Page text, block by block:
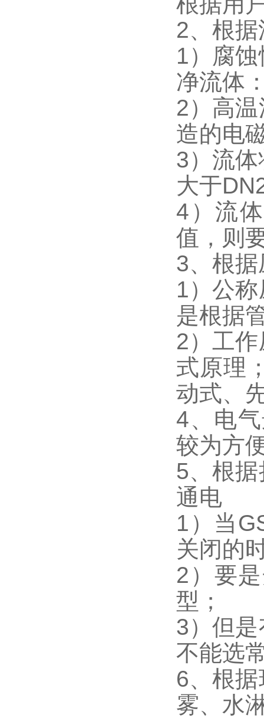
2、根
1）腐
净流体
2）高
造的电
3）流
大于
4）流
值，则
3、根
1）公
是根据
2）工
式原理
动式、
4、电
较为方
5、根
通电
1）当
关闭的
2）要
型；
3）但
不能选
6、根
雾、水